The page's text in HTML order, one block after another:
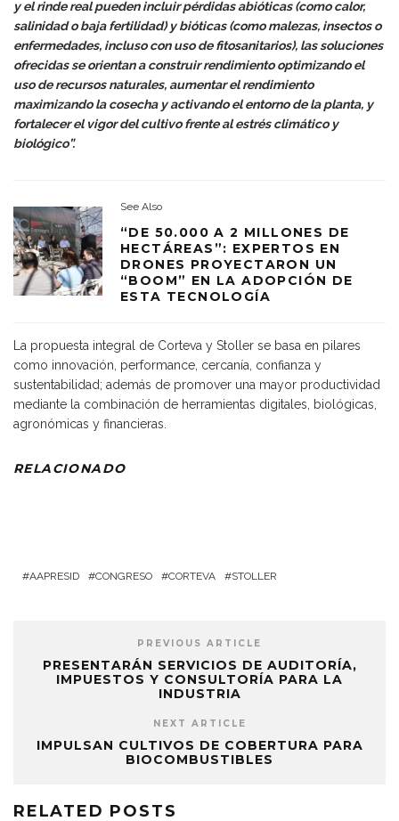
y el rinde real pueden incluir pérdidas abióticas (como calor,
salinidad o baja fertilidad) y bióticas (como malezas, insectos o
enfermedades, incluso con uso de fitosanitarios), las soluciones
ofrecidas se orientan a construir rendimiento optimizando el
uso de recursos naturales, aumentar el rendimiento
maximizando la cosecha y activando el entorno de la planta, y
fortalecer el vigor del cultivo frente al estrés climático y
biológico”.
See Also
“DE 50.000 A 2 MILLONES DE
HECTÁREAS”: EXPERTOS EN
DRONES PROYECTARON UN
“BOOM” EN LA ADOPCIÓN DE
ESTA TECNOLOGÍA
La propuesta integral de Corteva y Stoller se basa en pilares
como innovación, performance, cercanía, confianza y
sustentabilidad; además de promover una mayor productividad
mediante la combinación de herramientas digitales, biológicas,
agronómicas y financieras.
RELACIONADO
AAPRESID CONGRESO CORTEVA STOLLER
PREVIOUS ARTICLE
PRESENTARÁN SERVICIOS DE AUDITORÍA,
IMPUESTOS Y CONSULTORÍA PARA LA
INDUSTRIA
NEXT ARTICLE
IMPULSAN CULTIVOS DE COBERTURA PARA
BIOCOMBUSTIBLES
RELATED POSTS